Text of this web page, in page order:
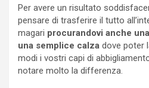
Per avere un risultato
pensare di trasferire il tutto
magari procurandovi anche
una semplice calza dove poter
modi i vostri capi di
notare molto la differenza.